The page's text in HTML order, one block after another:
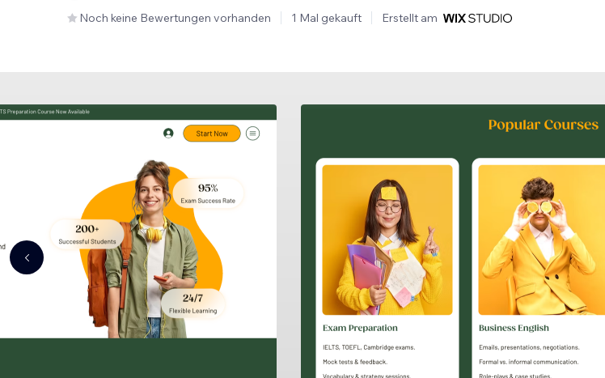
Noch keine Bewertungen vorhanden 1 Mal gekauft Erstellt am